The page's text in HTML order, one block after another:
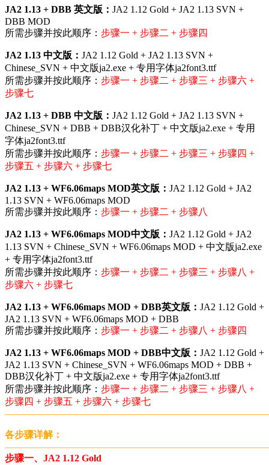
JA2 1.13 + DBB 英文版： JA2 1.12 Gold + JA2 1.13 SVN +
DBB MOD
所需步骤并按此顺序： 步骤一 + 步骤二 + 步骤四
JA2 1.13 中文版： JA2 1.12 Gold + JA2 1.13 SVN +
Chinese_SVN + 中文版ja2.exe + 专用字体ja2font3.ttf
所需步骤并按此顺序： 步骤一 + 步骤二 + 步骤三 + 步骤六 +
步骤七
JA2 1.13 + DBB 中文版： JA2 1.12 Gold + JA2 1.13 SVN +
Chinese_SVN + DBB + DBB汉化补丁 + 中文版ja2.exe + 专用
字体ja2font3.ttf
所需步骤并按此顺序： 步骤一 + 步骤二 + 步骤三 + 步骤四 +
步骤五 + 步骤六 + 步骤七
JA2 1.13 + WF6.06maps MOD英文版： JA2 1.12 Gold + JA2
1.13 SVN + WF6.06maps MOD
所需步骤并按此顺序： 步骤一 + 步骤二 + 步骤八
JA2 1.13 + WF6.06maps MOD中文版： JA2 1.12 Gold + JA2
1.13 SVN + Chinese_SVN + WF6.06maps MOD + 中文版ja2.exe
+ 专用字体ja2font3.ttf
所需步骤并按此顺序： 步骤一 + 步骤二 + 步骤三 + 步骤八 +
步骤六 + 步骤七
JA2 1.13 + WF6.06maps MOD + DBB英文版： JA2 1.12 Gold +
JA2 1.13 SVN + WF6.06maps MOD + DBB
所需步骤并按此顺序： 步骤一 + 步骤二 + 步骤八 + 步骤四
JA2 1.13 + WF6.06maps MOD + DBB中文版： JA2 1.12 Gold +
JA2 1.13 SVN + Chinese_SVN + WF6.06maps MOD + DBB +
DBB汉化补丁 + 中文版ja2.exe + 专用字体ja2font3.ttf
所需步骤并按此顺序： 步骤一 + 步骤二 + 步骤三 + 步骤八 +
步骤四 + 步骤五 + 步骤六 + 步骤七
各步骤详解：
步骤一、JA2 1.12 Gold